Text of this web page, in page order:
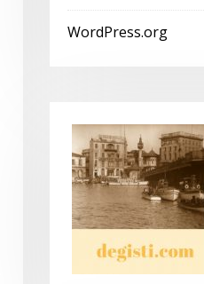
WordPress.org